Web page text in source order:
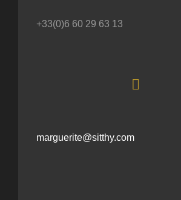
+33(0)6 60 29 63 13
marguerite@sitthy.com